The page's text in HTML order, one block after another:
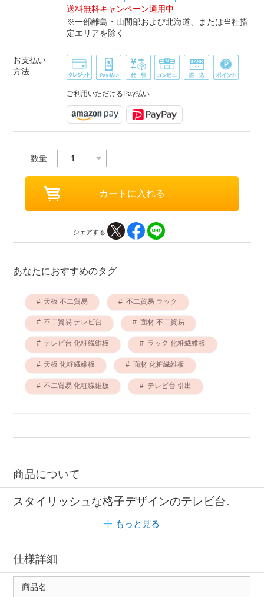
送料無料キャンペーン適用中
※一部離島・山間部および北海道、または当社指
定エリアを除く
お支払い
方法
ご利用いただけるPay払い
数量
シェアする
あなたにおすすめのタグ
天板 不二貿易 不二貿易 ラック
不二貿易 テレビ台 面材 不二貿易
テレビ台 化粧繊維板 ラック 化粧繊維板
天板 化粧繊維板 面材 化粧繊維板
不二貿易 化粧繊維板 テレビ台 引出
商品について
スタイリッシュな格子デザインのテレビ台。
もっと見る
仕様詳細
商品名